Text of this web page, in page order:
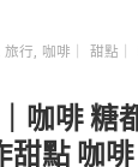
旅行 咖啡｜ 甜點｜
咖啡 糖
甜點 咖